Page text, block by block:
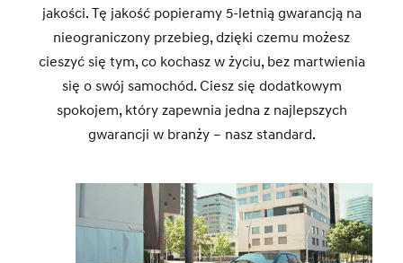
jakości. Tę jakość popieramy 5-letnią gwarancją na
nieograniczony przebieg, dzięki czemu możesz
cieszyć się tym, co kochasz w życiu, bez martwienia
się o swój samochód. Ciesz się dodatkowym
spokojem, który zapewnia jedna z najlepszych
gwarancji w branży – nasz standard.